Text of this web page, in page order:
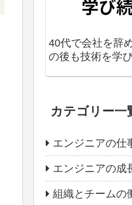
40代で会社を辞
の後も技術を学
カテゴリー一
エンジニアの仕
エンジニアの成
組織とチームの